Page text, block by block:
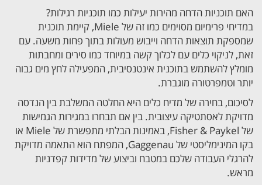
האם תוכניות הדחה מהירות יעילות כמו תוכניות רגילות?
במדיחי פרימיום מסוימים כמו זה של Miele, קיימת תוכנית
שמספקת תוצאות הדחה וייבוש מעולות בתוך פחות משעה. עם
זאת, לניקוי כלים עם לכלוך קשה במיוחד כמו סירים ומחבתות
מומלץ להשתמש בתוכנית אינטנסיבית, המפעילה לחץ מים גבוה
יותר וטמפרטורה מוגברת.
לסיכום, בחירה של מדיח כלים היא החלטה המשלבת בין הנדסה
מדויקת לאסתטיקה עיצובית. בין אם תבחרו במגירות הגמישות
של Fisher & Paykel, באמינות הבלתי מתפשרת של Miele או
בקו המינימליסטי של Gaggenau, המפתח הוא התאמה מדויקת
להרגלי העבודה שלכם במטבח וביצוע של מדידות קפדניות
מראש.